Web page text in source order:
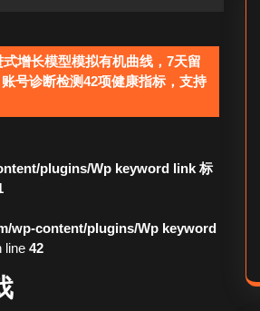
增长模型模拟有机曲线，7天留
号诊断检测42项健康指标，支持
plugins/Wp keyword link 标
wp-content/plugins/Wp keyword
line 42